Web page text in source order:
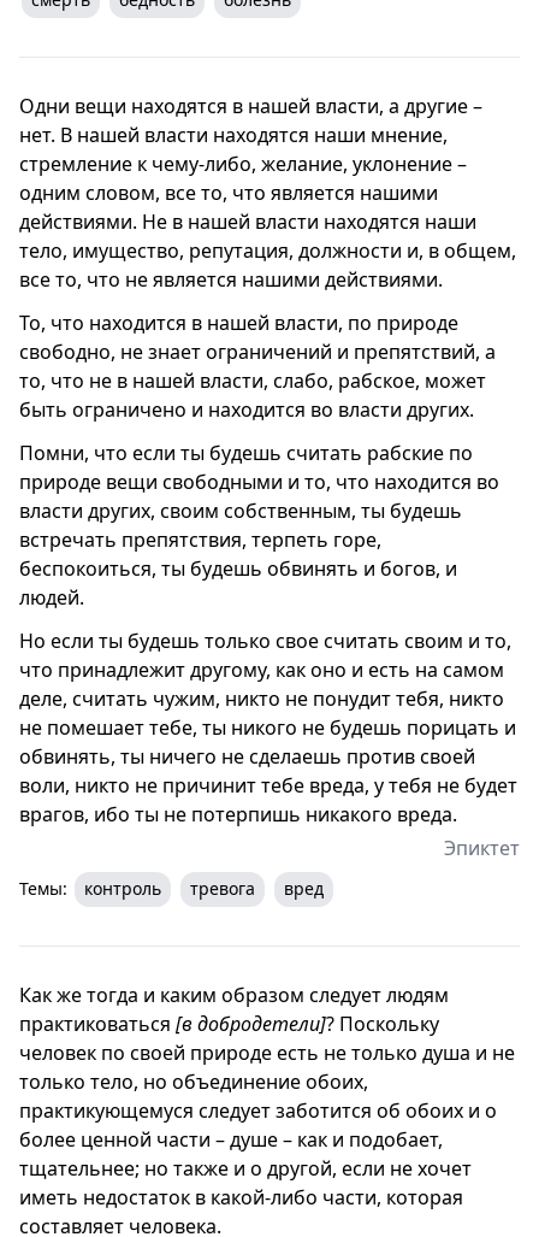
Одни вещи находятся в нашей власти, а другие –
нет. В нашей власти находятся наши мнение,
стремление к чему-либо, желание, уклонение –
одним словом, все то, что является нашими
действиями. Не в нашей власти находятся наши
тело, имущество, репутация, должности и, в общем,
все то, что не является нашими действиями.
То, что находится в нашей власти, по природе
свободно, не знает ограничений и препятствий, а
то, что не в нашей власти, слабо, рабское, может
быть ограничено и находится во власти других.
Помни, что если ты будешь считать рабские по
природе вещи свободными и то, что находится во
власти других, своим собственным, ты будешь
встречать препятствия, терпеть горе,
беспокоиться, ты будешь обвинять и богов, и
людей.
Но если ты будешь только свое считать своим и то,
что принадлежит другому, как оно и есть на самом
деле, считать чужим, никто не понудит тебя, никто
не помешает тебе, ты никого не будешь порицать и
обвинять, ты ничего не сделаешь против своей
воли, никто не причинит тебе вреда, у тебя не будет
врагов, ибо ты не потерпишь никакого вреда.
Эпиктет
Темы: контроль тревога вред
Как же тогда и каким образом следует людям
практиковаться [в добродетели]? Поскольку
человек по своей природе есть не только душа и не
только тело, но объединение обоих,
практикующемуся следует заботится об обоих и о
более ценной части – душе – как и подобает,
тщательнее; но также и о другой, если не хочет
иметь недостаток в какой-либо части, которая
составляет человека.